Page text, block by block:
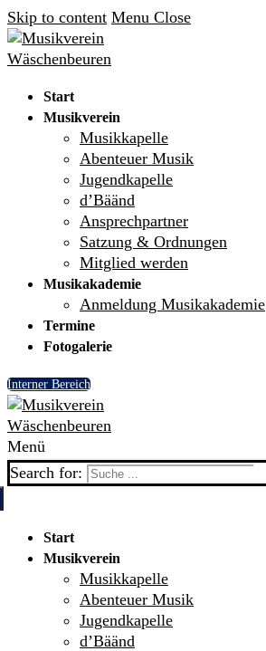
Skip to content Menu Close
Start
Musikverein
Musikkapelle
Abenteuer Musik
Jugendkapelle
d’Bäänd
Ansprechpartner
Satzung & Ordnungen
Mitglied werden
Musikakademie
Anmeldung Musikakademie
Termine
Fotogalerie
Interner Bereich
Menü
Search for:
Start
Musikverein
Musikkapelle
Abenteuer Musik
Jugendkapelle
d’Bäänd